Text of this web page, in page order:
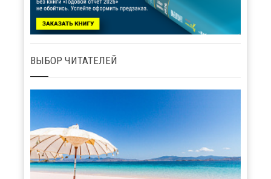
ВЫБОР ЧИТАТЕЛЕЙ